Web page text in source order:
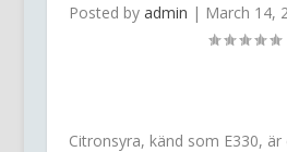
Posted byadmin | March 14,
Citronsyra, känd som E330, är